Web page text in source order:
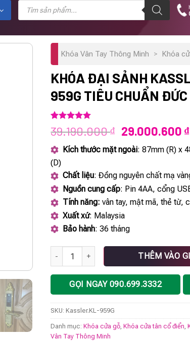
Tìm
kiếm
phẩm
Khóa Vân Tay Thông Minh > Khóa
KHÓA ĐẠI SẢNH
959G TIÊU CHUẨN ĐỨC
5.00 trên 5
dựa trên
1
đánh giá
39.190.000₫
Giá
gốc
là:
29.000.600 ₫
Kích thước mặt ngoài: 87mm (R) x
(D)
Chất liệu: Đồng nguyên chất mạ
Nguồn cung cấp: Pin 4AA, cổng
Tính năng: vân tay, mật mã, thẻ từ,
Xuất xứ: Malaysia
Bảo hành: 36 tháng
Khóa đại sảnh Kassler KL-959G tiêu
THÊM VÀO
GỌI NGAY 090.699.3332
SKU:Kassler.KL-959G
Danh mục:Khóa cửa gỗ,Khóa cửa tân cổ điển,
Vân Tay Thông Minh